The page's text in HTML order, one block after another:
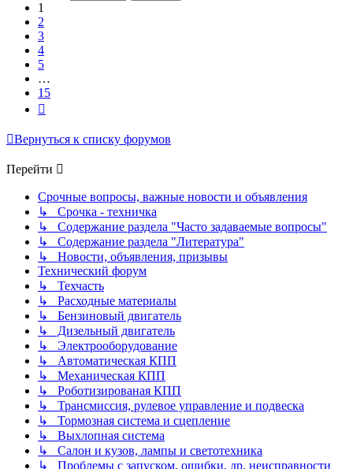
1
2
3
4
5
…
15
Вернуться к списку форумов
Перейти
Срочные вопросы, важные новости и объявления
↳ Срочка - техничка
↳ Содержание раздела "Часто задаваемые вопросы"
↳ Содержание раздела "Литература"
↳ Новости, объявления, призывы
Технический форум
↳ Техчасть
↳ Расходные материалы
↳ Бензиновый двигатель
↳ Дизельный двигатель
↳ Электрооборудование
↳ Автоматическая КПП
↳ Механическая КПП
↳ Роботизированая КПП
↳ Трансмиссия, рулевое управление и подвеска
↳ Тормозная система и сцепление
↳ Выхлопная система
↳ Салон и кузов, лампы и светотехника
↳ Проблемы с запуском, ошибки, др. неисправности